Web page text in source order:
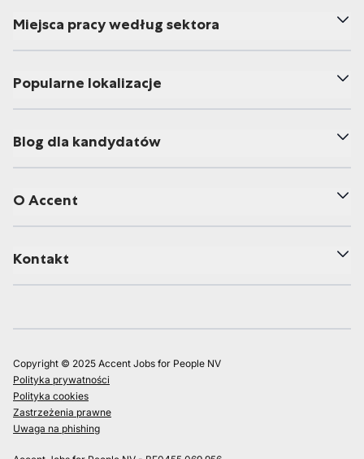
Miejsca pracy według sektora
Popularne lokalizacje
Blog dla kandydatów
O Accent
Kontakt
Copyright © 2025 Accent Jobs for People NV
Polityka prywatności
Polityka cookies
Zastrzeżenia prawne
Uwaga na phishing